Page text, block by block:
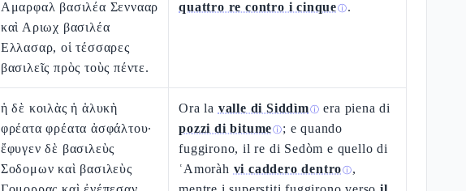
Αμαρφαλ βασιλέα Σεννααρ
καὶ Αριωχ βασιλέα
Ελλασαρ, οἱ τέσσαρες
βασιλεῖς πρὸς τοὺς πέντε.
quattro re contro i cinqueⓘ.
ἡ δὲ κοιλὰς ἡ ἁλυκὴ
φρέατα φρέατα ἀσφάλτου·
ἔφυγεν δὲ βασιλεὺς
Σοδομων καὶ βασιλεὺς
Ora la valle di Siddìmⓘ era piena di
pozzi di bitumeⓘ; e quando
fuggirono, il re di Sedòm e quello di
ʿAmoràh vi caddero dentroⓘ,